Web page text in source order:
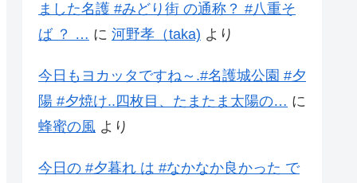
ました名護 #みどり街 の通称？ #八重そ
ば ？ … に 河野孝（taka) より
今日もヨカッタですね～.#名護城公園 #夕
陽 #夕焼け..四枚目、たまたま太陽の… に
蜂蜜の風 より
今日の #夕暮れ は #なかなか良かった で